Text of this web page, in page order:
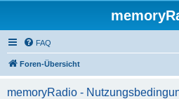
FAQ
Foren-Übersicht
memoryRadio -